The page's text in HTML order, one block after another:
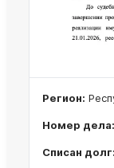
Регион:
Номер дела:
Списан долг: